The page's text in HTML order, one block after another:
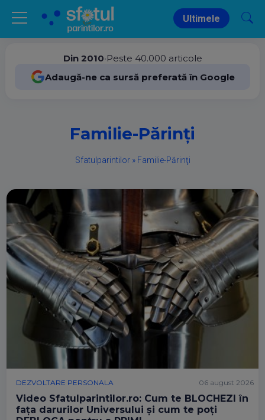
Ultimele
Din 2010•Peste 40.000 articole
Adaugă-ne ca sursă preferată în Google
Familie-Părinţi
Sfatulparintilor» Familie-Părinţi
DEZVOLTARE PERSONALA
Video Sfatulparintilor.ro: Cum te BLOCHEZI în
fața darurilor Universului și cum te poți
06 august 2026